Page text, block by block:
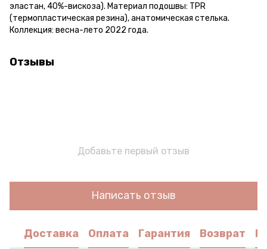
эластан, 40%-вискоза). Материал подошвы: TPR
(термопластическая резина), анатомическая стелька.
Коллекция: весна-лето 2022 года.
Отзывы
Добавьте первый отзыв
Написать отзыв
Доставка Оплата Гарантия Возврат